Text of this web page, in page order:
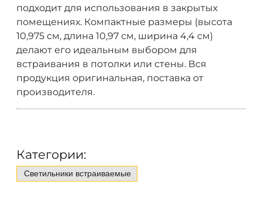
подходит для использования в закрытых
помещениях. Компактные размеры (высота
10,975 см, длина 10,97 см, ширина 4,4 см)
делают его идеальным выбором для
встраивания в потолки или стены. Вся
продукция оригинальная, поставка от
производителя.
Категории:
Светильники встраиваемые